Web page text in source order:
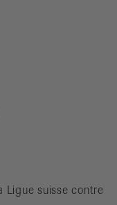
Ligue suisse contre